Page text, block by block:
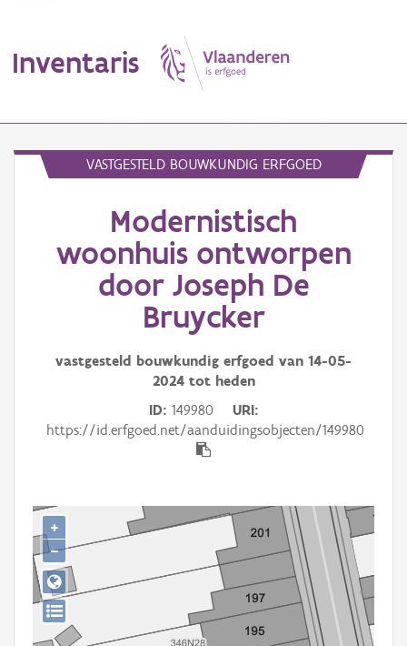
Inventaris
Aanduidingsobject
Aanmelden
VASTGESTELD BOUWKUNDIG ERFGOED
Modernistisch
woonhuis ontworpen
door Joseph De
Bruycker
vastgesteld bouwkundig erfgoed van 14-05-
2024tot heden
ID 149980
URI
https://id.erfgoed.net/aanduidingsobjecten/149980
+
−